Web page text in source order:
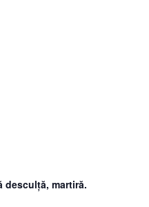
desculţă, martiră.